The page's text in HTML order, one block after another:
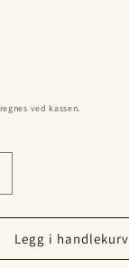
ved kassen.
Cavnas
Legg i handlekurv